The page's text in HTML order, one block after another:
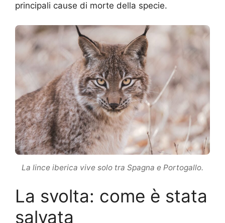
principali cause di morte della specie.
La lince iberica vive solo tra Spagna e Portogallo.
La svolta: come è stata
salvata